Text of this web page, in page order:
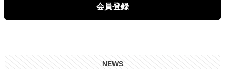
会員登録
NEWS